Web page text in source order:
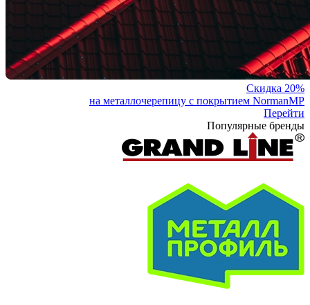
Скидка 20%
на металлочерепицу с покрытием NormanMP
Перейти
Популярные бренды